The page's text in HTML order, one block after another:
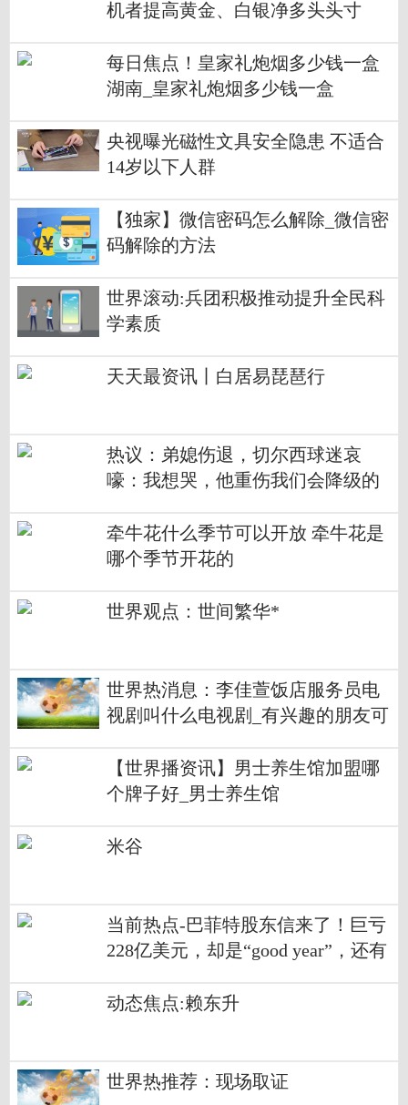
机者提高黄金、白银净多头头寸
每日焦点！皇家礼炮烟多少钱一盒
湖南_皇家礼炮烟多少钱一盒
央视曝光磁性文具安全隐患 不适合
14岁以下人群
【独家】微信密码怎么解除_微信密
码解除的方法
世界滚动:兵团积极推动提升全民科
学素质
天天最资讯丨白居易琵琶行
热议：弟媳伤退，切尔西球迷哀
嚎：我想哭，他重伤我们会降级的
牵牛花什么季节可以开放 牵牛花是
哪个季节开花的
世界观点：世间繁华*
世界热消息：李佳萱饭店服务员电
视剧叫什么电视剧_有兴趣的朋友可
【世界播资讯】男士养生馆加盟哪
个牌子好_男士养生馆
米谷
当前热点-巴菲特股东信来了！巨亏
228亿美元，却是“good year”，还有
动态焦点:赖东升
世界热推荐：现场取证